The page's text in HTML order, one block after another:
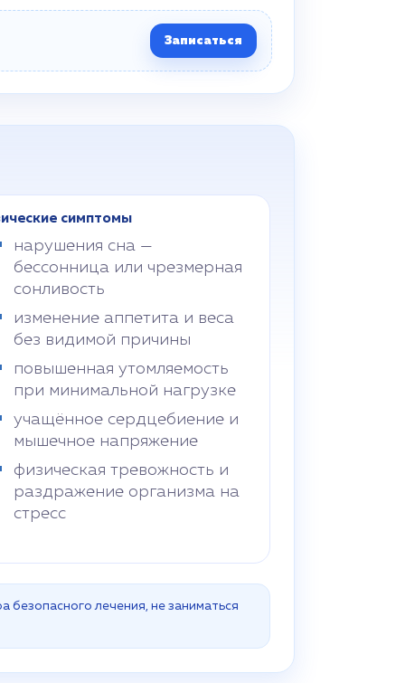
Записаться
симптомы
нарушения сна —
бессонница или чрезмерная
сонливость
изменение аппетита и веса
без видимой причины
повышенная утомляемость
при минимальной нагрузке
учащённое сердцебиение и
мышечное напряжение
физическая тревожность и
раздражение организма на
стресс
безопасного лечения, не заниматься